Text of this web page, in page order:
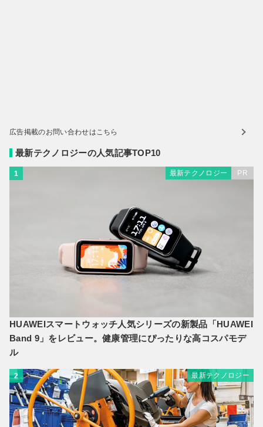
広告掲載のお問い合わせはこちら
最新テクノロジーの人気記事TOP10
1 最新テクノロジー PR
HUAWEIスマートウォッチ人気シリーズの新製品「HUAWEI
Band 9」をレビュー。健康管理にぴったりな高コスパモデ
ル
2 最新テクノロジー